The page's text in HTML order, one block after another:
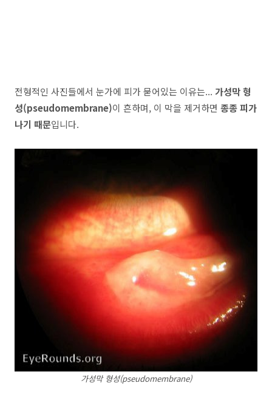
전형적인 사진들에서 눈가에 피가 묻어있는 이유는... 가성막 형
성(pseudomembrane)이 흔하며, 이 막을 제거하면 종종 피가
나기 때문입니다.
가성막 형성(pseudomembrane)